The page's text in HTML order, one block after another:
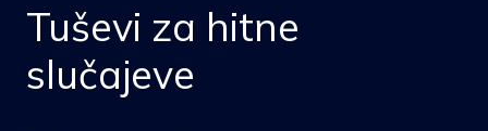
Tuševi za hitne
slučajeve